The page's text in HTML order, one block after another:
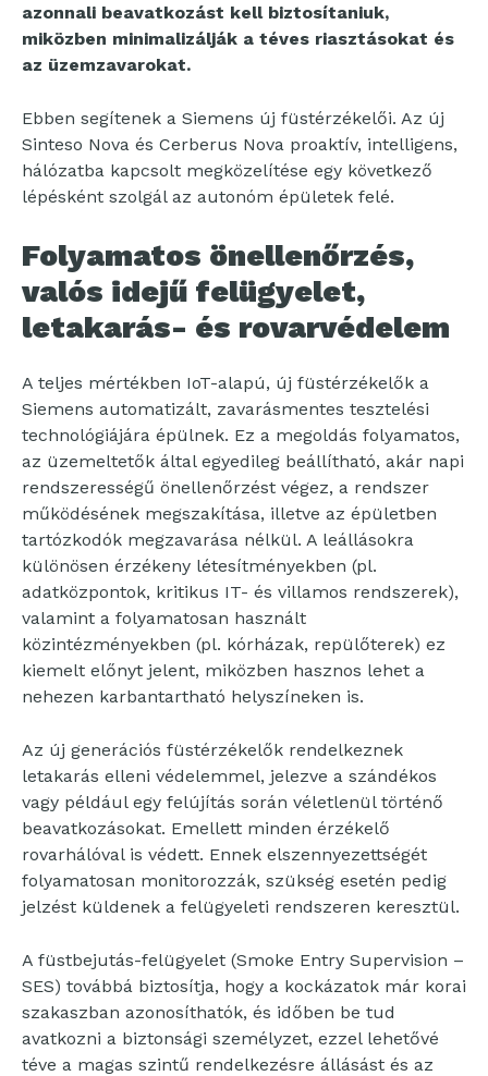
azonnali beavatkozást kell biztosítaniuk,
miközben minimalizálják a téves riasztásokat és
az üzemzavarokat.
Ebben segítenek a Siemens új füstérzékelői. Az új
Sinteso Nova és Cerberus Nova proaktív, intelligens,
hálózatba kapcsolt megközelítése egy következő
lépésként szolgál az autonóm épületek felé.
Folyamatos önellenőrzés,
valós idejű felügyelet,
letakarás- és rovarvédelem
A teljes mértékben IoT-alapú, új füstérzékelők a
Siemens automatizált, zavarásmentes tesztelési
technológiájára épülnek. Ez a megoldás folyamatos,
az üzemeltetők által egyedileg beállítható, akár napi
rendszerességű önellenőrzést végez, a rendszer
működésének megszakítása, illetve az épületben
tartózkodók megzavarása nélkül. A leállásokra
különösen érzékeny létesítményekben (pl.
adatközpontok, kritikus IT- és villamos rendszerek),
valamint a folyamatosan használt
közintézményekben (pl. kórházak, repülőterek) ez
kiemelt előnyt jelent, miközben hasznos lehet a
nehezen karbantartható helyszíneken is.
Az új generációs füstérzékelők rendelkeznek
letakarás elleni védelemmel, jelezve a szándékos
vagy például egy felújítás során véletlenül történő
beavatkozásokat. Emellett minden érzékelő
rovarhálóval is védett. Ennek elszennyezettségét
folyamatosan monitorozzák, szükség esetén pedig
jelzést küldenek a felügyeleti rendszeren keresztül.
A füstbejutás-felügyelet (Smoke Entry Supervision –
SES) továbbá biztosítja, hogy a kockázatok már korai
szakaszban azonosíthatók, és időben be tud
avatkozni a biztonsági személyzet, ezzel lehetővé
téve a magas szintű rendelkezésre állásást és az